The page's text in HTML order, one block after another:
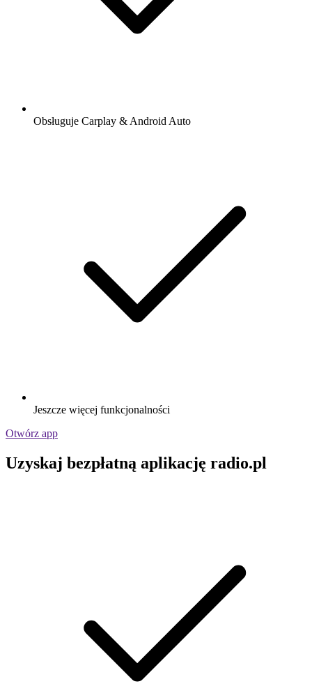
Obsługuje Carplay & Android Auto
Jeszcze więcej funkcjonalności
Otwórz app
Uzyskaj bezpłatną aplikację radio.pl